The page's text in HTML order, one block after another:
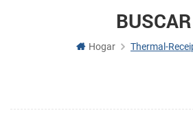
BUSCAR
Hogar Thermal-